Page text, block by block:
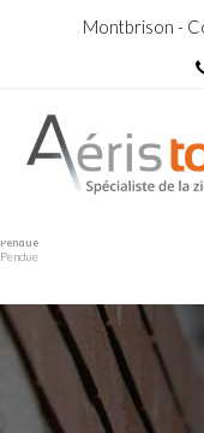
Montbrison -
Pendue
Pendue